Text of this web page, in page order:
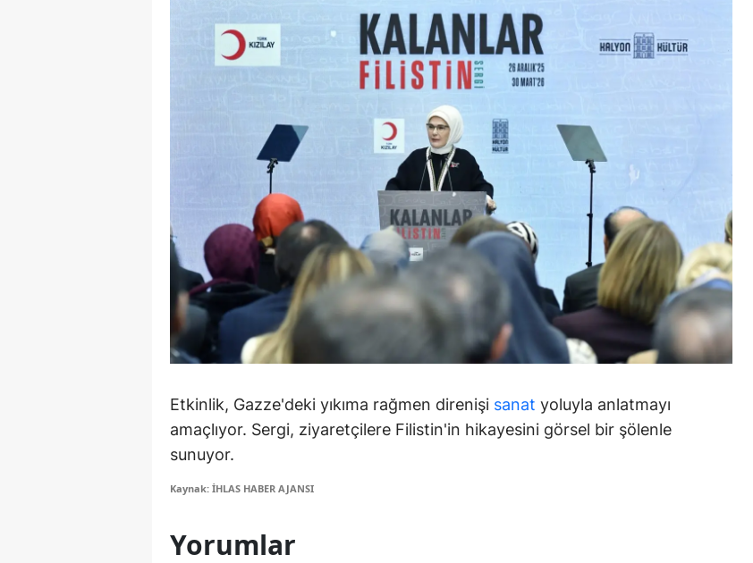
Nevşehir
Niğde
Ordu
Rize
Sakarya
Samsun
Siirt
Sinop
Trabzon
Etkinlik, Gazze'deki yıkıma rağmen direnişi sanat yoluyla anlatmayı
amaçlıyor. Sergi, ziyaretçilere Filistin'in hikayesini görsel bir şölenle
sunuyor.
Kaynak: İHLAS HABER AJANSI
Yorumlar